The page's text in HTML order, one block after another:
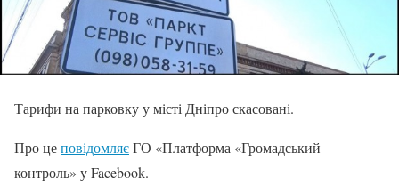
Тарифи на парковку у місті Дніпро скасовані.
Про цеповідомляєГО «Платформа «Громадський
контроль» у Facebook.